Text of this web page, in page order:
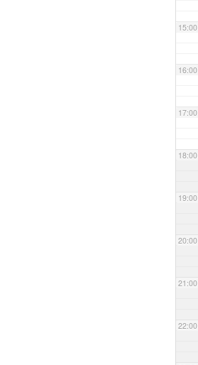
15:00
16:00
17:00
18:00
19:00
20:00
21:00
22:00